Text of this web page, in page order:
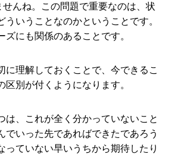
んね。この問題で重要なのは、状
ういうことなのかということです。
ズにも関係のあることです。
に理解しておくことで、今できるこ
区別が付くようになります。
は、これが全く分かっていないこと
でいった先であればできたであろう
っていない早いうちから期待したり